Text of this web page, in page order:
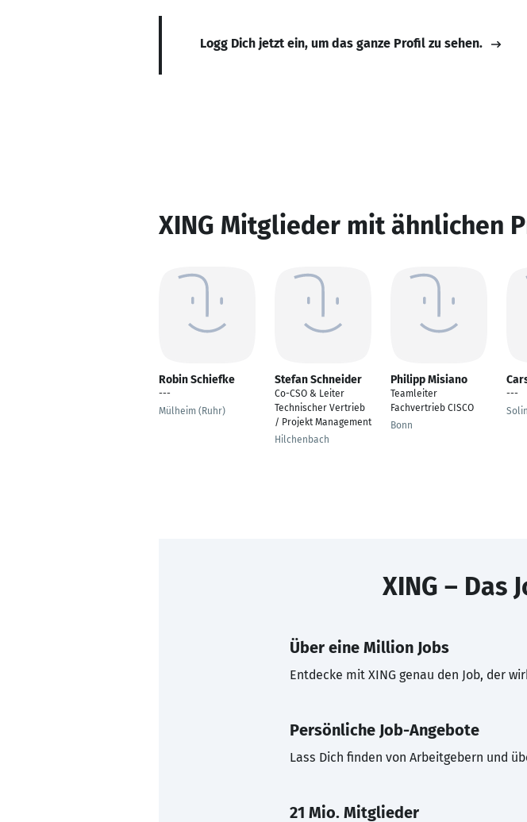
Logg Dich jetzt ein, um das ganze Profil zu sehen.
XING Mitglieder mit ähnlichen
Robin Schiefke
---
Mülheim (Ruhr)
Stefan Schneider
Co-CSO & Leiter
Technischer Vertrieb
/ Projekt Management
Hilchenbach
Philipp Misiano
Teamleiter
Fachvertrieb CISCO
Bonn
---
XING – Das
Über eine Million Jobs
Entdecke mit XING genau den Job, der
Persönliche Job-Angebote
Lass Dich finden von Arbeitgebern und
21 Mio. Mitglieder